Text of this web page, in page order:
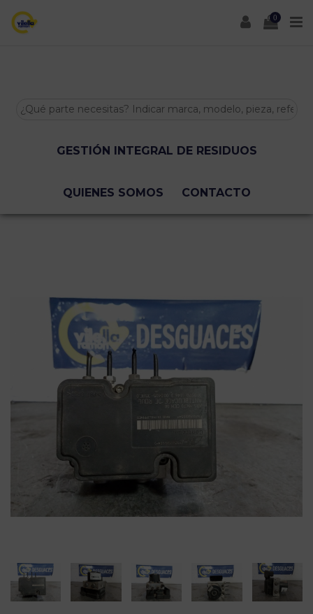
0
BAJAS Y TASACIONES
GESTIÓN INTEGRAL DE RESIDUOS
QUIENES SOMOS CONTACTO